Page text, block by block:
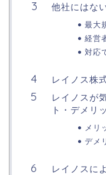
他社にはな
最大
経営
対応
レイノス株
レイノスが
ト・デメリ
メリ
デメ
レイノスに